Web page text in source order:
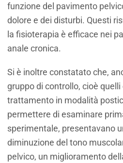
funzione del pavimento
dolore e dei disturbi. Questi
la fisioterapia è efficace nei
anale cronica.
Si è inoltre constatato che,
gruppo di controllo, cioè
trattamento in modalità
permettere di esaminare
sperimentale, presentavano
diminuzione del tono
pelvico, un miglioramento